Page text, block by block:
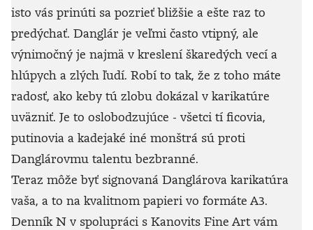
isto vás prinúti sa pozrieť bližšie a ešte raz to
predýchať. Danglár je veľmi často vtipný, ale
výnimočný je najmä v kreslení škaredých vecí a
hlúpych a zlých ľudí. Robí to tak, že z toho máte
radosť, ako keby tú zlobu dokázal v karikatúre
uväzniť. Je to oslobodzujúce - všetci tí ficovia,
putinovia a kadejaké iné monštrá sú proti
Danglárovmu talentu bezbranné.
Teraz môže byť signovaná Danglárova karikatúra
vaša, a to na kvalitnom papieri vo formáte A3.
Denník N v spolupráci s Kanovits Fine Art vám